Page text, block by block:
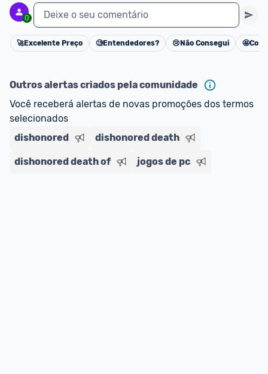
0 Deixe o seu comentário
Cancelar
🚀Excelente Preço 🧐Entendedores? 😢 Não Consegui 🤩
Outros alertas criados pela comunidade
Você receberá alertas de novas promoções dos termos
selecionados
dishonored
dishonored death
dishonored death of jogos de pc